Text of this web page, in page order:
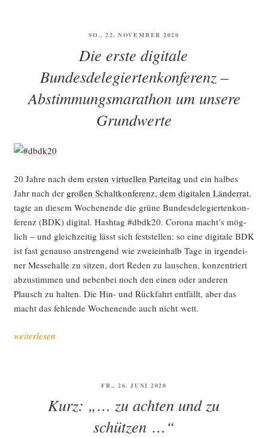
lung
rungs­
par­
VERÖFFENTLICHT
SO., 22. NOVEMBER 2020
Die erste digitale
Bundesdelegiertenkonferenz –
Abstimmungsmarathon um unsere
Grundwerte
20 Jah­re nach dem ers­ten vir­tu­el­len Par­tei­tag und ein hal­bes
Jahr nach der gro­ßen Schalt­kon­fe­renz, dem digi­ta­len Län­der­rat,
tag­te an die­sem Wochen­en­de die grü­ne Bun­des­de­le­gier­ten­kon­
fe­renz (BDK) digi­tal. Hash­tag #dbdk20. Coro­na macht’s mög­
lich – und gleich­zei­tig lässt sich fest­stel­len: so eine digi­ta­le BDK
ist fast genau­so anstren­gend wie zwei­ein­halb Tage in irgend­ei­
ner Mes­se­hal­le zu sit­zen, dort Reden zu lau­schen, kon­zen­triert
abzu­stim­men und neben­bei noch den einen oder ande­ren
Plausch zu hal­ten. Die Hin- und Rück­fahrt ent­fällt, aber das
macht das feh­len­de Wochen­en­de auch nicht wett.
„Die
weiterlesen
VERÖFFENTLICHT
FR., 26. JUNI 2020
Kurz: „… zu achten und zu
schützen …“